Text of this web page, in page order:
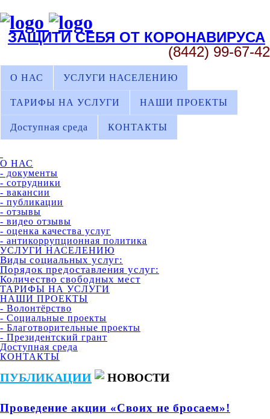
ЗАЩИТИ СЕБЯ ОТ КОРОНАВИРУСА
(8442) 99-67-42
О НАС УСЛУГИ НАСЕЛЕНИЮ
ТАРИФЫ НА УСЛУГИ НАШИ ПРОЕКТЫ
Доступная среда КОНТАКТЫ
О НАС
- документы
- сотрудники
- вакансии
- публикации
- отзывы
- видео отзывы
- оценка качества услуг
- антикоррупционная политика
УСЛУГИ НАСЕЛЕНИЮ
Виды социальных услуг:
Порядок предоставления услуг:
Количество свободных мест
ТАРИФЫ НА УСЛУГИ
НАШИ ПРОЕКТЫ
- Волонтёрство
- Социальные проекты
- Благотворительные проекты
- Президентский грант
Доступная среда
КОНТАКТЫ
ПУБЛИКАЦИИ НОВОСТИ
Проведение акции «Своих не бросаем»!